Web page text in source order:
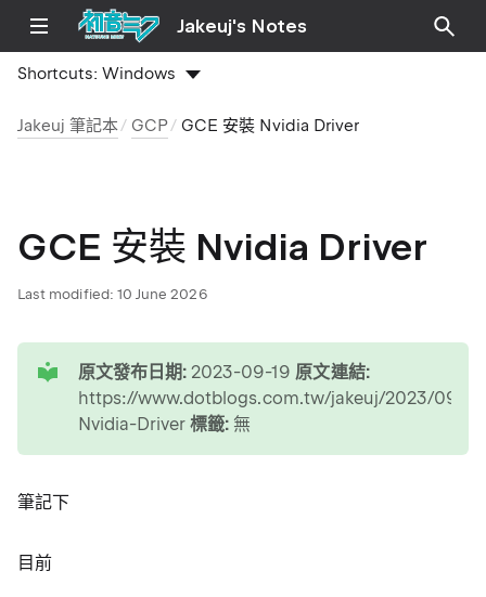
Jakeuj's Notes
Shortcuts:Windows
Jakeuj 筆記本 GCP GCE 安裝 Nvidia Driver
GCE 安裝 Nvidia Driver
Last modified: 10 June 2026
原文發布日期: 2023-09-19 原文連結:
https://www.dotblogs.com.tw/jakeuj/2023/09/
Nvidia-Driver標籤: 無
筆記下
目前